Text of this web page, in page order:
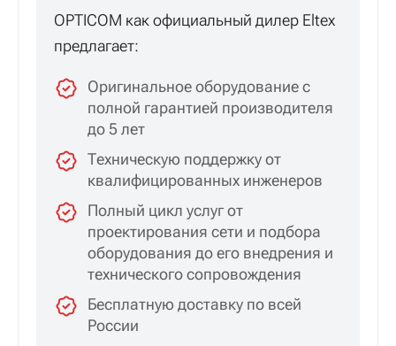
OPTICOM как официальный дилер Eltex
предлагает:
Оригинальное оборудование с
полной гарантией производителя
до 5 лет
Техническую поддержку от
квалифицированных инженеров
Полный цикл услуг от
проектирования сети и подбора
оборудования до его внедрения и
технического сопровождения
Бесплатную доставку по всей
России